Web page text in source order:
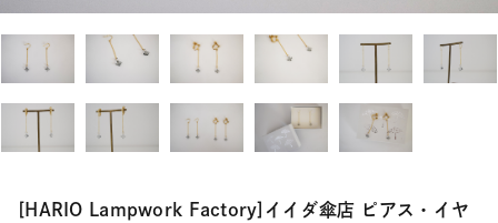
[HARIO Lampwork Factory]イイダ傘店 ピアス・イヤ